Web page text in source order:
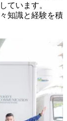
ています。
知識と経験を積